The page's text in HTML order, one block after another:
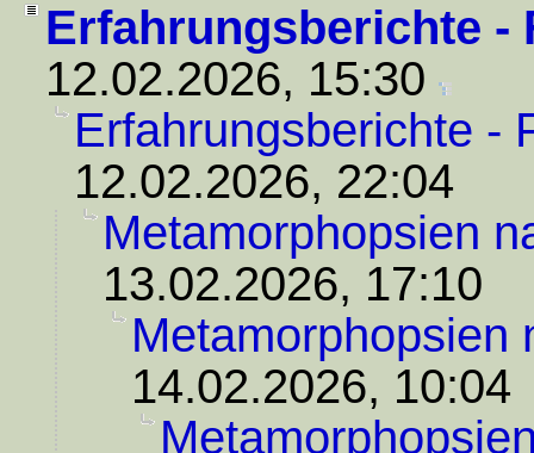
Erfahrungsberichte -
12.02.2026, 15:30
Erfahrungsberichte -
12.02.2026, 22:04
Metamorphopsien
13.02.2026, 17:10
Metamorphopsien
14.02.2026, 10:04